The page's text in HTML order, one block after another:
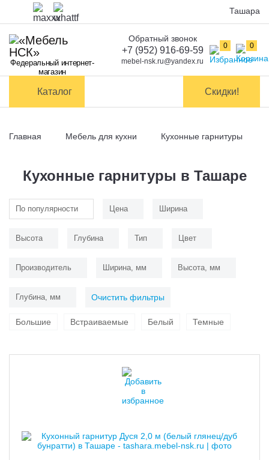
Оплата
Доставка и
самовывоз
Сборка
Контакты
Ташара
Федеральный интернет-
магазин
0 0
Обратный звонок
+7 (952) 916-69-59
mebel-nsk.ru@yandex.ru
Каталог Скидки!
Главная Мебель для кухни Кухонные гарнитуры
Кухонные гарнитуры в Ташаре
По популярности Цена Ширина
Высота Глубина Тип Цвет
Производитель Ширина, мм Высота, мм
Глубина, мм Очистить фильтры
Большие Встраиваемые Белый Темные